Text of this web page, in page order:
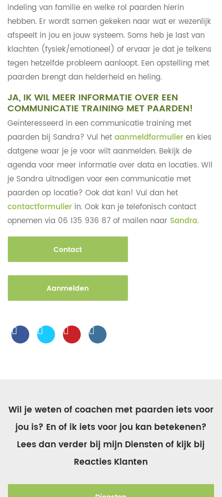
indeling van familie en welke rol paarden hierin
hebben. Er wordt samen gekeken naar wat er wezenlijk
afspeelt in jou en jouw systeem. Soms heb je last van
klachten (fysiek/emotioneel) of ervaar je dat je telkens
tegen hetzelfde probleem aanloopt. Een opstelling met
paarden brengt dan helderheid en heling.
JA, IK WIL MEER INFORMATIE OVER EEN
COMMUNICATIE TRAINING MET PAARDEN!
Geïnteresseerd in een communicatie training met
paarden bij Sandra? Vul het aanmeldformulieren kies
datgene waar je je voor wilt aanmelden. Bekijk de
agenda voor meer informatie over data en locaties. Wil
je Sandra uitnodigen voor een communicatie met
paarden op locatie? Ook dat kan! Vul dan het
contactformulierin. Ook kan je telefonisch contact
opnemen via 06 135 936 87 of mailen naar Sandra.
Contact
Aanmelden
Wil je weten of coachen met paarden iets voor
jou is? En of ik iets voor jou kan betekenen?
Lees dan verder bij mijn Diensten of kijk bij
Reacties Klanten